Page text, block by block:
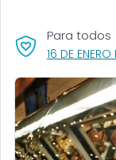
16 DE
Para todos